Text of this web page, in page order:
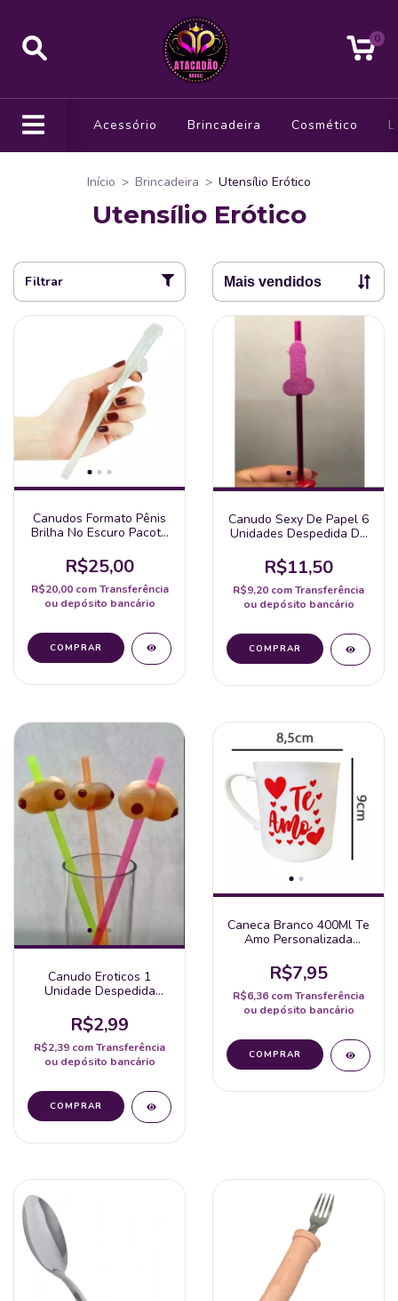
0
Acessório Brincadeira Cosmético
Início > Brincadeira > Utensílio Erótico
Utensílio Erótico
Filtrar
Canudos Formato Pênis
Brilha No Escuro Pacote
R$25,00
R$20,00 com Transferência
ou depósito bancário
Canudo Sexy De Papel 6
Unidades Despedida De
R$11,50
R$9,20 comTransferência
ou depósito bancário
Canudo Eroticos 1
Unidade Despedida
R$2,99
R$2,39 comTransferência
ou depósito bancário
Caneca Branco 400Ml Te
Amo Personalizada
R$7,95
R$6,36 comTransferência
ou depósito bancário